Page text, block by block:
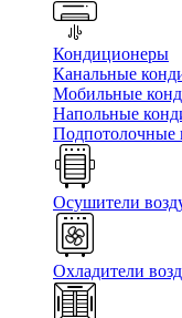
Кондиционеры
Канальные
Мобильные
Напольные
Подпотолочные
Осушители
Охладители